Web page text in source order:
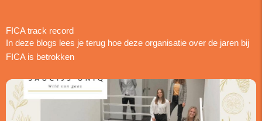
FICA track record
In deze blogs lees je terug hoe deze organisatie over de jaren bij
FICA is betrokken